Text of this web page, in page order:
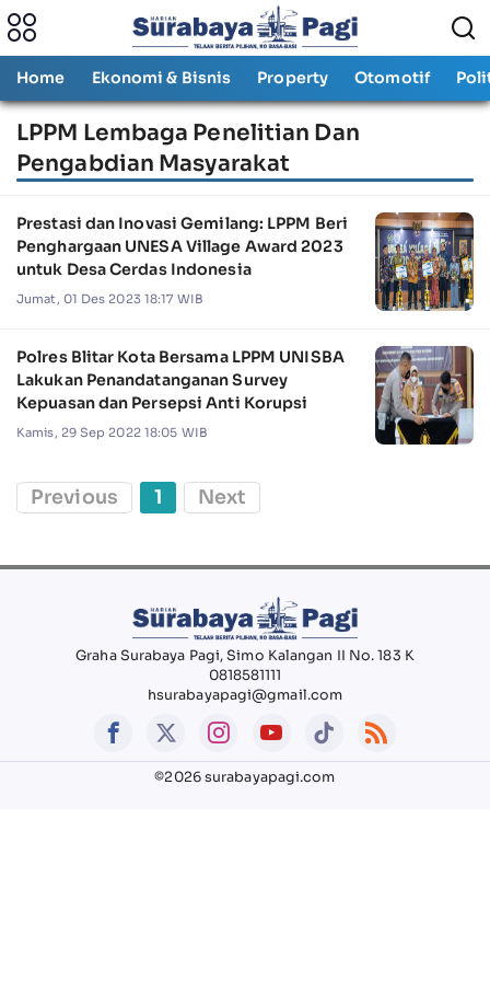
Home Ekonomi & Bisnis Property Otomotif
LPPM Lembaga Penelitian Dan
Pengabdian Masyarakat
Prestasi dan Inovasi Gemilang: LPPM Beri
Penghargaan UNESA Village Award 2023
untuk Desa Cerdas Indonesia
Jumat, 01 Des 2023 18:17 WIB
Polres Blitar Kota Bersama LPPM UNISBA
Lakukan Penandatanganan Survey
Kepuasan dan Persepsi Anti Korupsi
Kamis, 29 Sep 2022 18:05 WIB
Previous 1 Next
Graha Surabaya Pagi, Simo Kalangan II No. 183 K
0818581111
hsurabayapagi@gmail.com
©2026 surabayapagi.com